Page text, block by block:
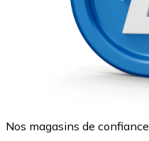
Nos magasins de confiance